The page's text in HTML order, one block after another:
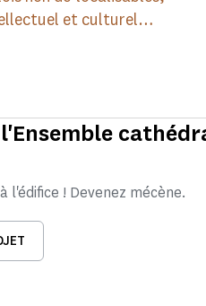
et culturel…
! Devenez mécène.